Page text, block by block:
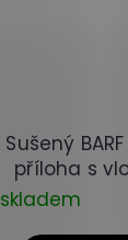
Sušený
příloha s
skladem